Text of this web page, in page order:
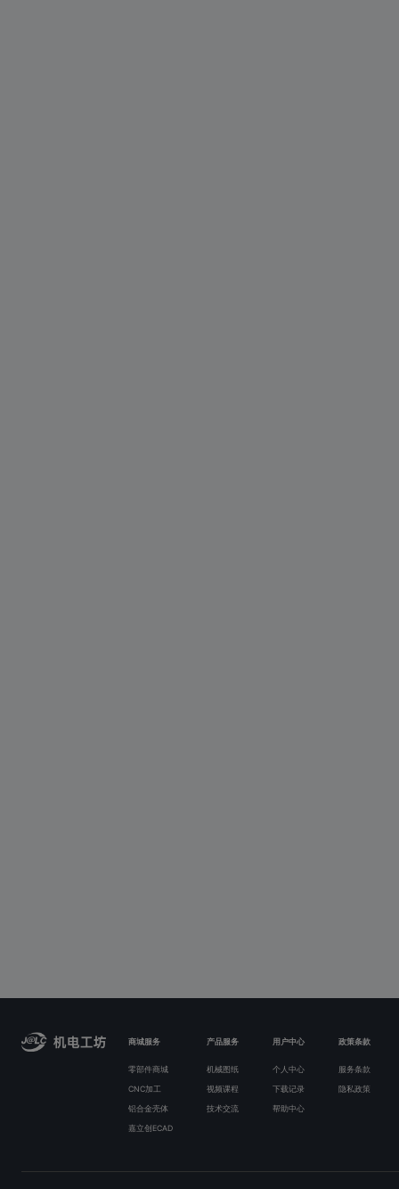
商城服务 产品服务 用户中心 政策条款
零部件商城 机械图纸 个人中心 服务条款
CNC加工 视频课程 下载记录 隐私政策
铝合金壳体 技术交流 帮助中心
嘉立创ECAD